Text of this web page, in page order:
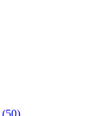
(50)